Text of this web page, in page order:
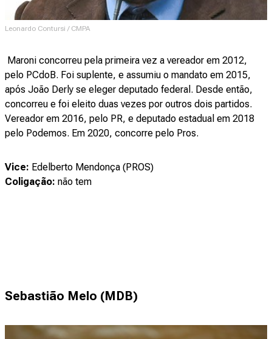
Leonardo Contursi / CMPA
Maroni concorreu pela primeira vez a vereador em 2012,
pelo PCdoB. Foi suplente, e assumiu o mandato em 2015,
após João Derly se eleger deputado federal. Desde então,
concorreu e foi eleito duas vezes por outros dois partidos.
Vereador em 2016, pelo PR, e deputado estadual em 2018
pelo Podemos. Em 2020, concorre pelo Pros.
Vice: Edelberto Mendonça (PROS)
Coligação: não tem
Sebastião Melo (MDB)